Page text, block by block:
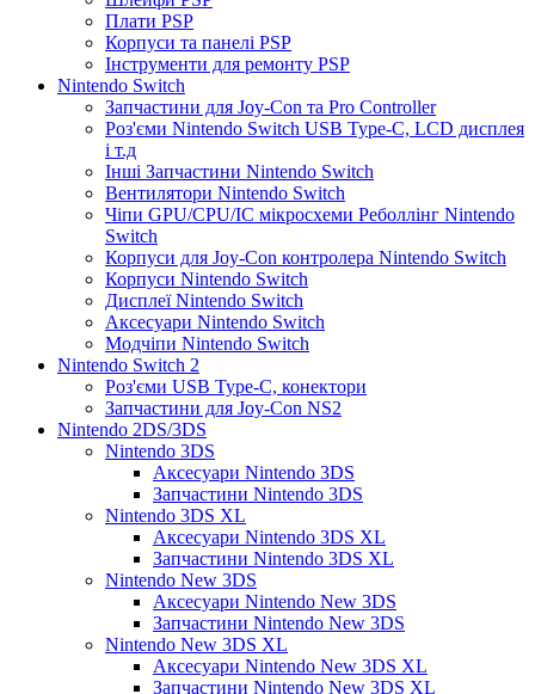
Плати PSP
Корпуси та панелі PSP
Інструменти для ремонту PSP
Nintendo Switch
Запчастини для Joy-Con та Pro Controller
Роз'єми Nintendo Switch USB Type-C, LCD дисплея
і т.д
Інші Запчастини Nintendo Switch
Вентилятори Nintendo Switch
Чіпи GPU/CPU/IC мікросхеми Реболлінг Nintendo
Switch
Корпуси для Joy-Con контролера Nintendo Switch
Корпуси Nintendo Switch
Дисплеї Nintendo Switch
Аксесуари Nintendo Switch
Модчіпи Nintendo Switch
Nintendo Switch 2
Роз'єми USB Type-C, конектори
Запчастини для Joy-Con NS2
Nintendo 2DS/3DS
Nintendo 3DS
Аксесуари Nintendo 3DS
Запчастини Nintendo 3DS
Nintendo 3DS XL
Аксесуари Nintendo 3DS XL
Запчастини Nintendo 3DS XL
Nintendo New 3DS
Аксесуари Nintendo New 3DS
Запчастини Nintendo New 3DS
Nintendo New 3DS XL
Аксесуари Nintendo New 3DS XL
Запчастини Nintendo New 3DS XL